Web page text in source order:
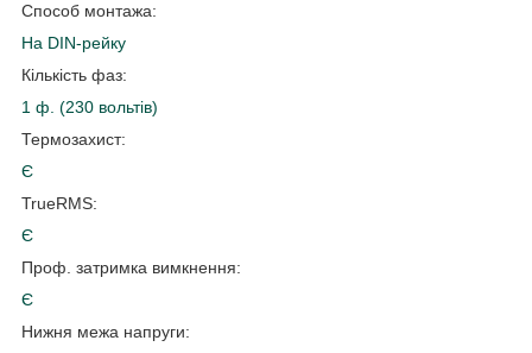
Способ монтажа:
На DIN-рейку
Кількість фаз:
1 ф. (230 вольтів)
Термозахист:
Є
TrueRMS:
Є
Проф. затримка вимкнення:
Є
Нижня межа напруги: